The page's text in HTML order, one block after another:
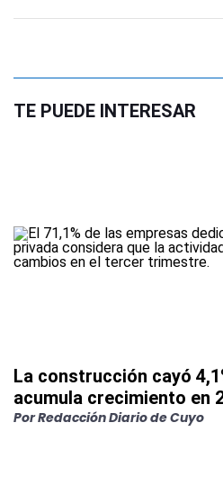
TE PUEDE INTERESAR
La construcción cayó
acumula crecimiento en
PorRedacción Diario de Cuyo